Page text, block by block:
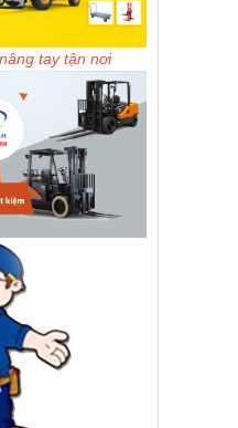
tay tận nơi